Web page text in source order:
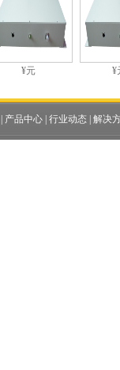
¥元 ¥
产品中心| 行业动态| 解决